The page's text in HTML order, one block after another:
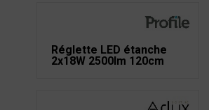
Réglette LED étanche
2x18W 2500lm 120cm